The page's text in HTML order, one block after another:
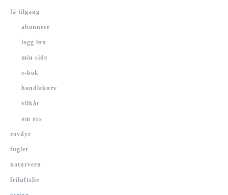
få tilgang
abonnere
logg inn
min side
e-bok
handlekurv
vilkår
om oss
rovdyr
fugler
naturvern
friluftsliv